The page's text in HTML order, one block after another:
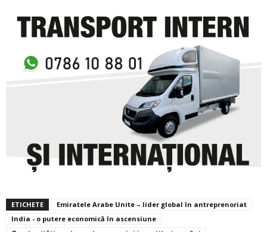
ETICHETE
Emiratele Arabe Unite – lider global în antreprenoriat
India - o putere economică în ascensiune